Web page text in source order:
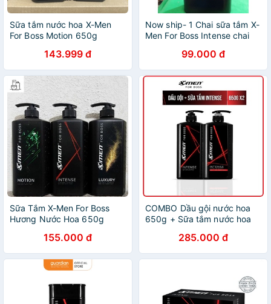
Sữa tắm nước hoa X-Men
For Boss Motion 650g
143.999 đ
Now ship- 1 Chai sữa tắm X-
Men For Boss Intense chai
99.000 đ
Sữa Tắm X-Men For Boss
Hương Nước Hoa 650g
155.000 đ
COMBO Dầu gội nước hoa
650g + Sữa tắm nước hoa
285.000 đ